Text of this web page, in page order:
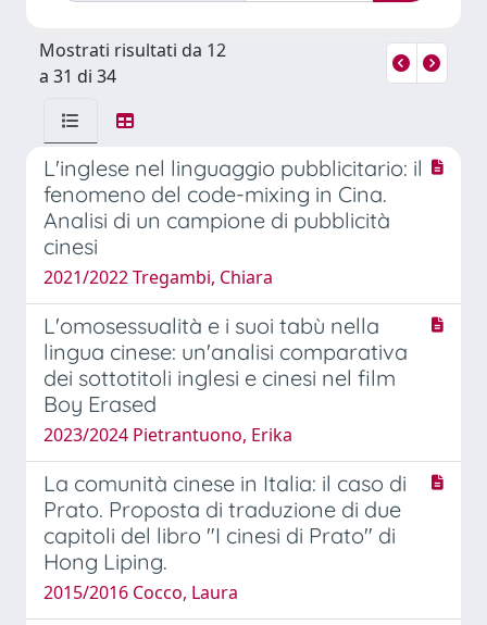
Mostrati risultati da 12
a 31 di 34
L'inglese nel linguaggio pubblicitario: il
fenomeno del code-mixing in Cina.
Analisi di un campione di pubblicità
cinesi
2021/2022 Tregambi, Chiara
L'omosessualità e i suoi tabù nella
lingua cinese: un'analisi comparativa
dei sottotitoli inglesi e cinesi nel film
Boy Erased
2023/2024 Pietrantuono, Erika
La comunità cinese in Italia: il caso di
Prato. Proposta di traduzione di due
capitoli del libro "I cinesi di Prato" di
Hong Liping.
2015/2016 Cocco, Laura